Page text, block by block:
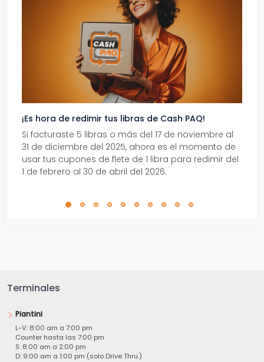
¡Es hora de redimir tus libras de Cash PAQ!
Si facturaste 5 libras o más del 17 de noviembre al
31 de diciembre del 2025, ahora es el momento de
usar tus cupones de flete de 1 libra para redimir del
1 de febrero al 30 de abril del 2026.
Terminales
Piantini
L-V: 8:00 am a 7:00 pm
Counter hasta las 7:00 pm
S: 8:00 am a 2:00 pm
D: 9:00 am a 1:00 pm (solo Drive Thru.)